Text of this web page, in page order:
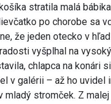
stratila malá
po chorobe sa
že jeden otecko v
vyšplhal na
chlapca na konári
v galérii – až ho uvidel
stromček. Z